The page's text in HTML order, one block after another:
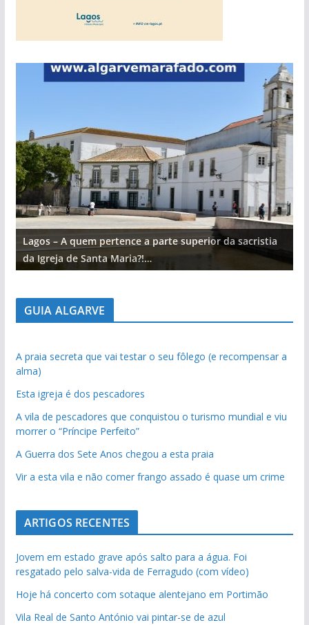
Lagos – A quem pertence a parte superior da sacristia
da Igreja de Santa Maria?!…
GUIA ALGARVE
A praia secreta que vai testar o seu fôlego (e recompensar a
alma)
Esta igreja é dos pescadores
A vila de pescadores que conquistou o turismo mundial e viu
morrer o “Príncipe Perfeito”
A Guerra dos Sete Anos chegou a esta praia
Vir a esta vila e não comer frango assado é quase um crime
ARTIGOS RECENTES
Jovem em estado grave após salto para a água. Foi
resgatado pelo salva-vida de Ferragudo (com vídeo)
Hoje há concerto com sotaque alentejano em Portimão
Vila Real de Santo António vai pintar-se de azul